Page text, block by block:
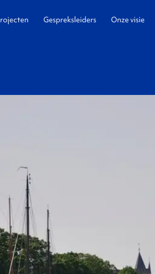
Gespreksleiders Onze visie